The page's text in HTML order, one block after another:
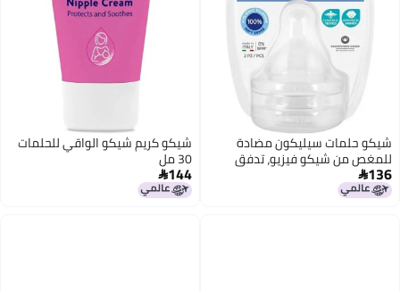
شيكو حلمات سيليكون مضادة
للمغص من شيكو فيزيو، تدفق
متوسط، للأطفال من عمر شهرين
فما فوق (عبوتان)
136
شيكو كريم شيكو الواقي للحلمات
30 مل
144